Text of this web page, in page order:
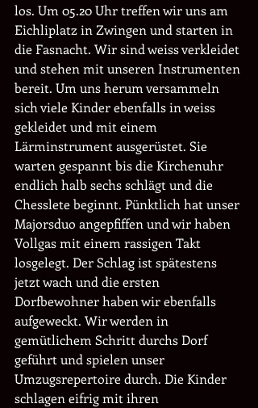
los. Um 05.20 Uhr treffen wir uns am
Eichliplatz in Zwingen und starten in
die Fasnacht. Wir sind weiss verkleidet
und stehen mit unseren Instrumenten
bereit. Um uns herum versammeln
sich viele Kinder ebenfalls in weiss
gekleidet und mit einem
Lärminstrument ausgerüstet. Sie
warten gespannt bis die Kirchenuhr
endlich halb sechs schlägt und die
Chesslete beginnt. Pünktlich hat unser
Majorsduo angepfiffen und wir haben
Vollgas mit einem rassigen Takt
losgelegt. Der Schlag ist spätestens
jetzt wach und die ersten
Dorfbewohner haben wir ebenfalls
aufgeweckt. Wir werden in
gemütlichem Schritt durchs Dorf
geführt und spielen unser
Umzugsrepertoire durch. Die Kinder
schlagen eifrig mit ihren